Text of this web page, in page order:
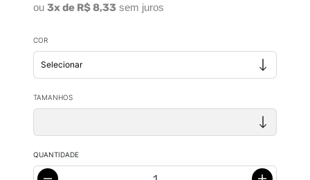
ou 3x de R$ 8,33 sem juros
COR
TAMANHOS
QUANTIDADE